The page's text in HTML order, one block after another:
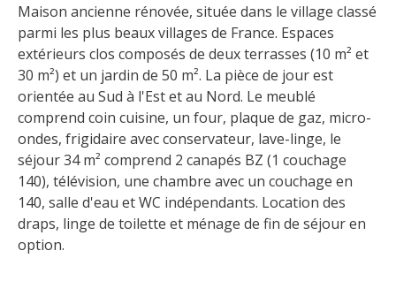
Maison ancienne rénovée, située dans le village classé
parmi les plus beaux villages de France. Espaces
extérieurs clos composés de deux terrasses (10 m² et
30 m²) et un jardin de 50 m². La pièce de jour est
orientée au Sud à l'Est et au Nord. Le meublé
comprend coin cuisine, un four, plaque de gaz, micro-
ondes, frigidaire avec conservateur, lave-linge, le
séjour 34 m² comprend 2 canapés BZ (1 couchage
140), télévision, une chambre avec un couchage en
140, salle d'eau et WC indépendants. Location des
draps, linge de toilette et ménage de fin de séjour en
option.